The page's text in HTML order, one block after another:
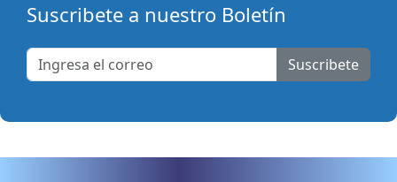
Suscribete a nuestro Boletín
Suscribete